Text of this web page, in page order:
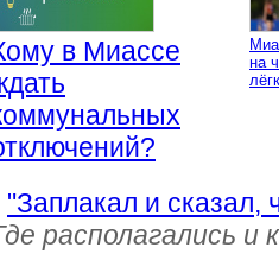
в Миассе
на
"Заплакал и сказал,
располагались и